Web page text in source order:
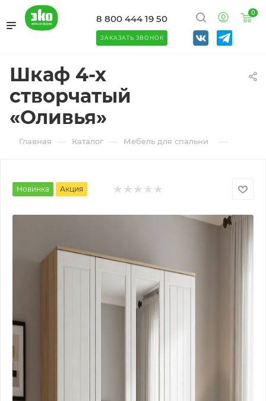
0
8 800 444 19 50
ЗАКАЗАТЬ ЗВОНОК
Шкаф 4-х
створчатый
«Оливья»
Главная — Каталог — Мебель для спальни —
Новинка Акция